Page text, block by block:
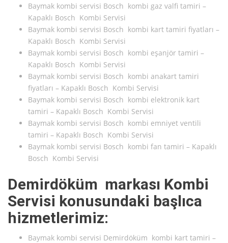
Baymak kombi servisi Bosch kombi gaz valfi tamiri –
Kapaklı Bosch Kombi Servisi
Baymak kombi servisi Bosch kombi kart tamiri fiyatları –
Kapaklı Bosch Kombi Servisi
Baymak kombi servisi Bosch kombi eşanjör tamiri –
Kapaklı Bosch Kombi Servisi
Baymak kombi servisi Bosch kombi anakart tamiri
fiyatları – Kapaklı Bosch Kombi Servisi
Baymak kombi servisi Bosch kombi elektronik kart
tamiri – Kapaklı Bosch Kombi Servisi
Baymak kombi servisi Bosch kombi emniyet ventili
tamiri – Kapaklı Bosch Kombi Servisi
Baymak kombi servisi Bosch kombi fan tamiri – Kapaklı
Bosch Kombi Servisi
Demirdöküm markası Kombi
Servisi konusundaki başlıca
hizmetlerimiz:
Baymak kombi servisi Demirdöküm kombi kart tamiri –